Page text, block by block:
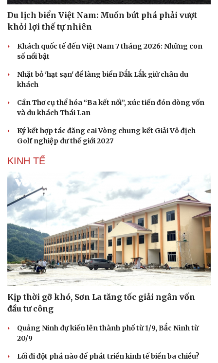
Du lịch biển Việt Nam: Muốn bứt phá phải vượt
khỏi lợi thế tự nhiên
Khách quốc tế đến Việt Nam 7 tháng 2026: Những con
số nổi bật
Nhặt bỏ 'hạt sạn' để làng biển Đắk Lắk giữ chân du
khách
Cần Thơ cụ thể hóa “Ba kết nối”, xúc tiến đón dòng vốn
và du khách Thái Lan
Ký kết hợp tác đăng cai Vòng chung kết Giải Vô địch
Golf nghiệp dư thế giới 2027
KINH TẾ
Kịp thời gỡ khó, Sơn La tăng tốc giải ngân vốn
đầu tư công
Quảng Ninh dự kiến lên thành phố từ 1/9, Bắc Ninh từ
20/9
Lối đi đột phá nào để phát triển kinh tế biển ba chiều?